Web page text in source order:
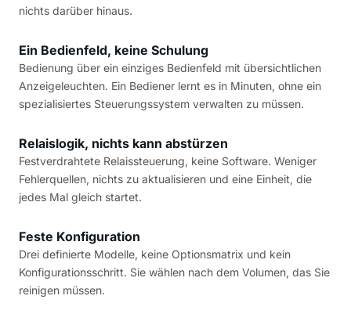
nichts darüber hinaus.
Ein Bedienfeld, keine Schulung
Bedienung über ein einziges Bedienfeld mit übersichtlichen
Anzeigeleuchten. Ein Bediener lernt es in Minuten, ohne ein
spezialisiertes Steuerungssystem verwalten zu müssen.
Relaislogik, nichts kann abstürzen
Festverdrahtete Relaissteuerung, keine Software. Weniger
Fehlerquellen, nichts zu aktualisieren und eine Einheit, die
jedes Mal gleich startet.
Feste Konfiguration
Drei definierte Modelle, keine Optionsmatrix und kein
Konfigurationsschritt. Sie wählen nach dem Volumen, das Sie
reinigen müssen.